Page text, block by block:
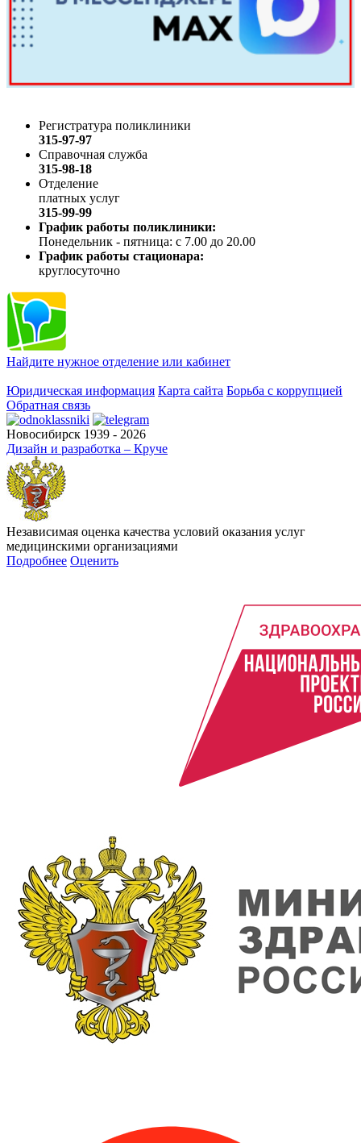
Регистратура поликлиники
315-97-97
Справочная служба
315-98-18
Отделение
платных услуг
315-99-99
График работы поликлиники:
Понедельник - пятница: с 7.00 до 20.00
График работы стационара:
круглосуточно
Найдите нужное отделение или кабинет
Юридическая информация Карта сайта Борьба с коррупцией
Обратная связь
Новосибирск 1939 - 2026
Дизайн и разработка – Круче
Независимая оценка качества условий оказания услуг
медицинскими организациями
Подробнее Оценить